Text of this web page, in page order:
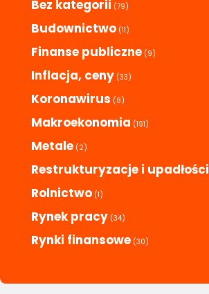
Bez kategorii (79)
Budownictwo (11)
Finanse publiczne (9)
Inflacja, ceny (33)
Koronawirus (8)
Makroekonomia (191)
Metale (2)
Restrukturyzacje i upadłości
Rolnictwo (1)
Rynek pracy (34)
Rynki finansowe (30)